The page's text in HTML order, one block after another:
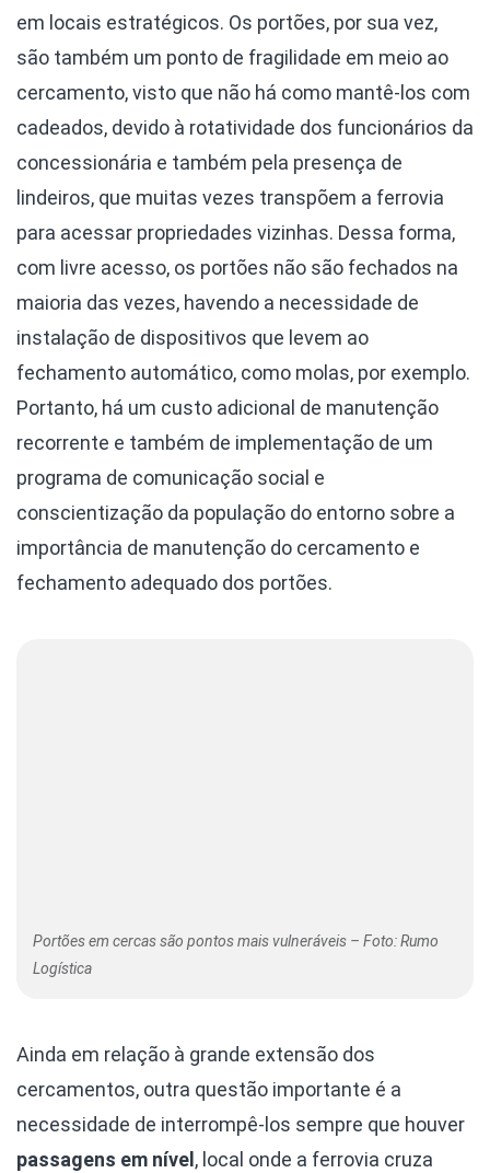
em locais estratégicos. Os portões, por sua vez,
são também um ponto de fragilidade em meio ao
cercamento, visto que não há como mantê-los com
cadeados, devido à rotatividade dos funcionários da
concessionária e também pela presença de
lindeiros, que muitas vezes transpõem a ferrovia
para acessar propriedades vizinhas. Dessa forma,
com livre acesso, os portões não são fechados na
maioria das vezes, havendo a necessidade de
instalação de dispositivos que levem ao
fechamento automático, como molas, por exemplo.
Portanto, há um custo adicional de manutenção
recorrente e também de implementação de um
programa de comunicação social e
conscientização da população do entorno sobre a
importância de manutenção do cercamento e
fechamento adequado dos portões.
Portões em cercas são pontos mais vulneráveis – Foto: Rumo
Logística
Ainda em relação à grande extensão dos
cercamentos, outra questão importante é a
necessidade de interrompê-los sempre que houver
passagens em nível , local onde a ferrovia cruza